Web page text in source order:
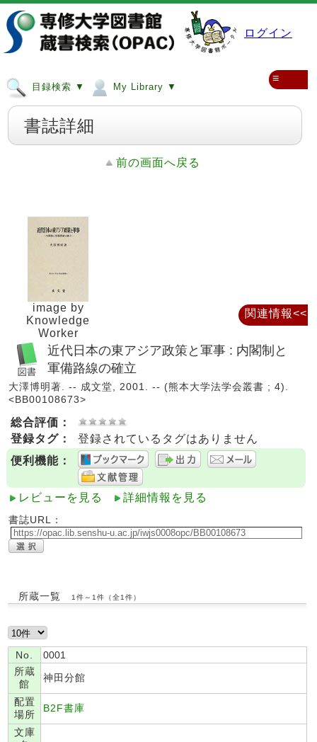
ログイン
目録検索 ▼ My Library ▼
≡
書誌詳細
前の画面へ戻る
image by
Knowledge
Worker
近代日本の東アジア政策と軍事 : 内閣制と
軍備路線の確立
大澤博明著. -- 成文堂, 2001. -- (熊本大学法学会叢書 ; 4).
<BB00108673>
総合評価：
登録タグ：
登録されているタグはありません
便利機能：
レビューを見る 詳細情報を見る
書誌URL：
所蔵一覧 1件～1件（全1件）
No.
0001
所蔵
館
神田分館
配置
場所
B2F書庫
文庫
関連情報<<